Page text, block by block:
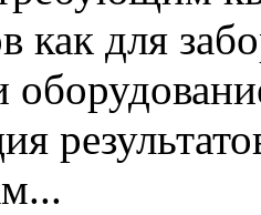
как для